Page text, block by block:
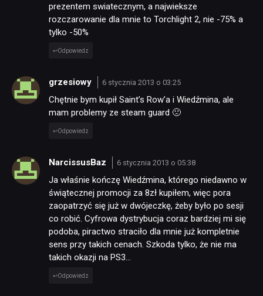
prezentem swiatecznym, a najwieksze
rozczarowanie dla mnie to Torchlight 2, nie -75% a
tylko -50%
Odpowiedz
grzesiowy 6 stycznia 2013 o 03:25
Chętnie bym kupił Saint’s Row’a i Wiedźmina, ale
mam problemy ze steam guard 🙁
Odpowiedz
NarcissusBaz 6 stycznia 2013 o 05:38
Ja właśnie kończę Wiedźmina, którego niedawno w
świątecznej promocji za 8zł kupiłem, więc pora
zaopatrzyć się już w dwójeczkę, żeby było po sesji
co robić. Cyfrowa dystrybucja coraz bardziej mi się
podoba, piractwo straciło dla mnie już kompletnie
sens przy takich cenach. Szkoda tylko, że nie ma
takich okazji na PS3…
Odpowiedz